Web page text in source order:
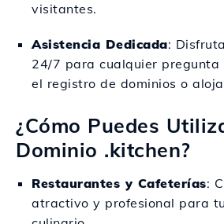
visitantes.
Asistencia Dedicada:
24/7 para cualquier pregunta
el registro de dominios o
¿Cómo Puedes
Dominio .kitchen?
Restaurantes y Cafeterías:
atractivo y profesional para